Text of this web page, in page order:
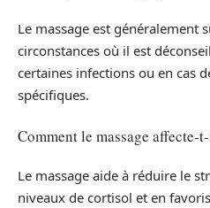
Le massage est généralement
circonstances où il est
certaines infections ou en cas
spécifiques.
Comment le massage affecte-
Le massage aide à réduire le
niveaux de cortisol et en